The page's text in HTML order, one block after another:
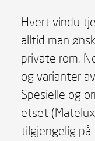
Hvert vindu
alltid man
private rom.
og varianter
Spesielle og
etset
tilgjengelig på